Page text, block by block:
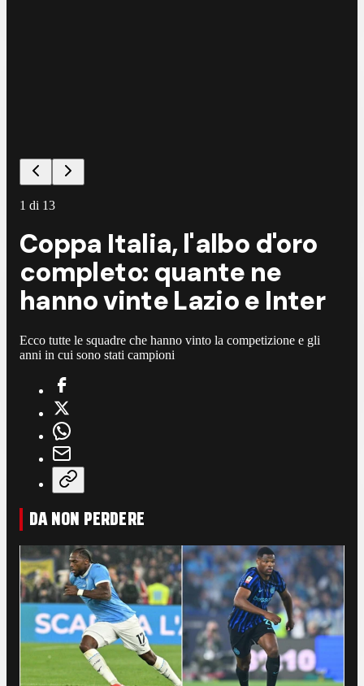
1 di 13
Coppa Italia, l'albo d'oro
completo: quante ne
hanno vinte Lazio e Inter
Ecco tutte le squadre che hanno vinto la competizione e gli
anni in cui sono stati campioni
DA NON PERDERE